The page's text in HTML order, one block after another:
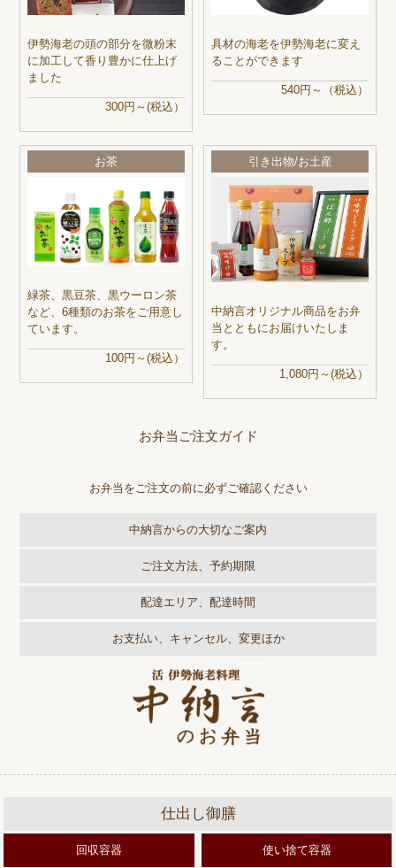
伊勢海老の頭の部分を微粉末
に加工して香り豊かに仕上げ
ました
300円～(税込）
具材の海老を伊勢海老に変え
ることができます
540円～（税込）
お茶
緑茶、黒豆茶、黒ウーロン茶
など、6種類のお茶をご用意し
ています。
100円～(税込）
引き出物/お土産
中納言オリジナル商品をお弁
当とともにお届けいたしま
す。
1,080円～(税込）
お弁当ご注文ガイド
お弁当をご注文の前に必ずご確認ください
中納言からの大切なご案内
ご注文方法、予約期限
配達エリア、配達時間
お支払い、キャンセル、変更ほか
仕出し御膳
回収容器 使い捨て容器